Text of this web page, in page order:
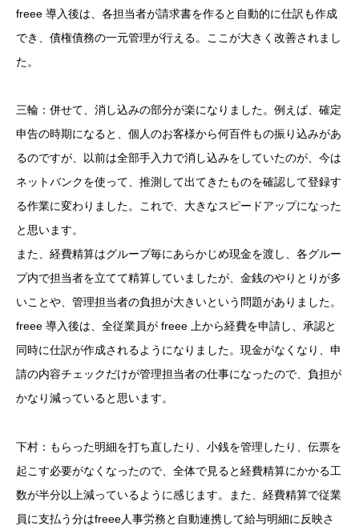
freee 導入後は、各担当者が請求書を作ると自動的に仕訳も作成
でき、債権債務の一元管理が行える。ここが大きく改善されまし
た。
三輪：併せて、消し込みの部分が楽になりました。例えば、確定
申告の時期になると、個人のお客様から何百件もの振り込みがあ
るのですが、以前は全部手入力で消し込みをしていたのが、今は
ネットバンクを使って、推測して出てきたものを確認して登録す
る作業に変わりました。これで、大きなスピードアップになった
と思います。
また、経費精算はグループ毎にあらかじめ現金を渡し、各グルー
プ内で担当者を立てて精算していましたが、金銭のやりとりが多
いことや、管理担当者の負担が大きいという問題がありました。
freee 導入後は、全従業員が freee 上から経費を申請し、承認と
同時に仕訳が作成されるようになりました。現金がなくなり、申
請の内容チェックだけが管理担当者の仕事になったので、負担が
かなり減っていると思います。
下村：もらった明細を打ち直したり、小銭を管理したり、伝票を
起こす必要がなくなったので、全体で見ると経費精算にかかる工
数が半分以上減っているように感じます。また、経費精算で従業
員に支払う分はfreee人事労務と自動連携して給与明細に反映さ